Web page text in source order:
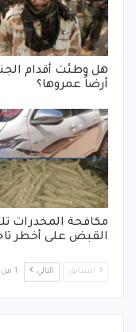
هل وطئت أقدام
أرضاً عمروها؟
مكافحة المخدرات
القبض على أخطر
السابق التالي 1 من 377